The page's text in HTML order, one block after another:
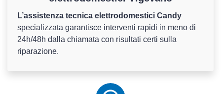
L’assistenza tecnica elettrodomestici Candy
specializzata garantisce interventi rapidi in meno di
24h/48h dalla chiamata con risultati certi sulla
riparazione.